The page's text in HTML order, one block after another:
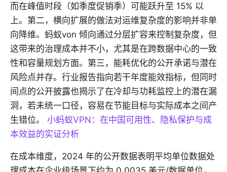
而在峰值时段（如季度促销季）可能跃升至 15% 以
上。第二，横向扩展的做法对运维复杂度的影响并非单
向降维。蚂蚁von 倾向通过分层扩容来控制复杂度，但
这带来的治理成本并不小，尤其是在跨数据中心的一致
性和容量规划方面。第三，能耗优化的公开承诺与潜在
风险点并存。行业报告指向若干年度能效指标，但同时
间点的公开披露也揭示了在冷却与功耗监控上的潜在漏
洞，若未统一口径，容易在节能目标与实际成本之间产
生错位。 小蚂蚁VPN：在中国可用性、隐私保护与成
本效益的实证分析
在成本维度，2024 年的公开数据表明平均单位数据处